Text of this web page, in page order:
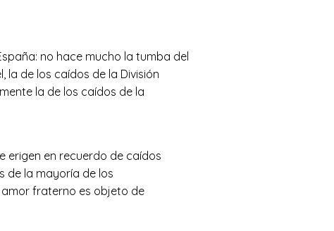
no hace mucho la tumba del
la de los caídos de la División
la de los caídos de la
erigen en recuerdo de caídos
de la mayoría de los
amor fraterno es objeto de